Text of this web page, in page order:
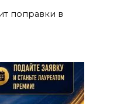
поправки в